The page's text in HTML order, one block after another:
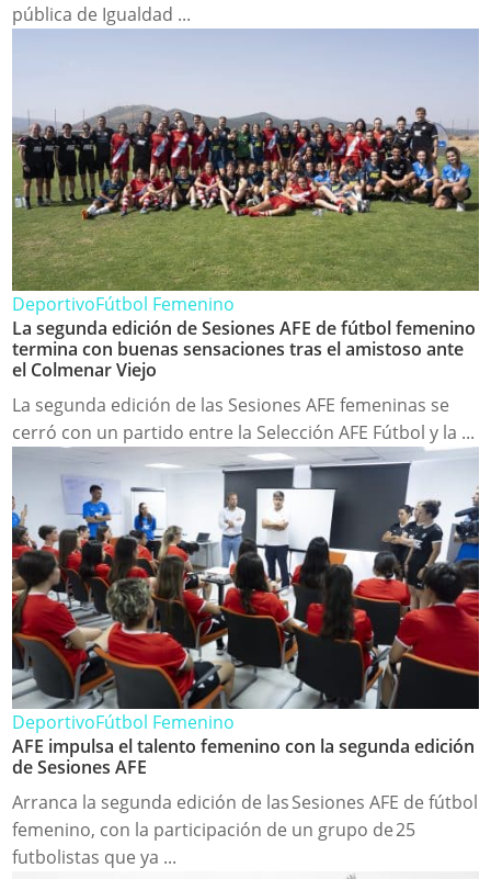
pública de Igualdad ...
DeportivoFútbol Femenino
La segunda edición de Sesiones AFE de fútbol femenino
termina con buenas sensaciones tras el amistoso ante
el Colmenar Viejo
La segunda edición de las Sesiones AFE femeninas se
cerró con un partido entre la Selección AFE Fútbol y la ...
DeportivoFútbol Femenino
AFE impulsa el talento femenino con la segunda edición
de Sesiones AFE
Arranca la segunda edición de las Sesiones AFE de fútbol
femenino, con la participación de un grupo de 25
futbolistas que ya ...